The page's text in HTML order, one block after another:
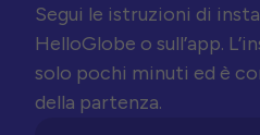
Segui le istruzioni di
HelloGlobe o sull’app.
solo pochi minuti ed è
della partenza.